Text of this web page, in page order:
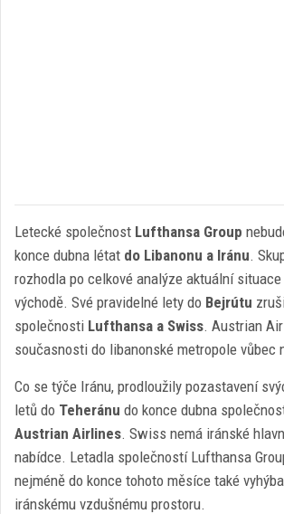
Letecké společnost Lufthansa Group
konce dubna létat do Libanonu a Iránu.
rozhodla po celkové analýze aktuální
východě. Své pravidelné lety do Bejrútu
společnosti Lufthansa a Swiss. Austrian
současnosti do libanonské metropole vůbec
Co se týče Iránu, prodloužily pozastavení
letů do Teheránu do konce dubna
Austrian Airlines. Swiss nemá iránské
nabídce. Letadla společností Lufthansa
nejméně do konce tohoto měsíce také
iránskému vzdušnému prostoru.